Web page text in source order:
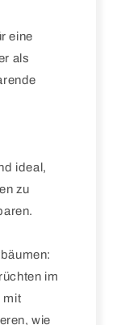
eine
als
ideal,
zu
im
mit
wie